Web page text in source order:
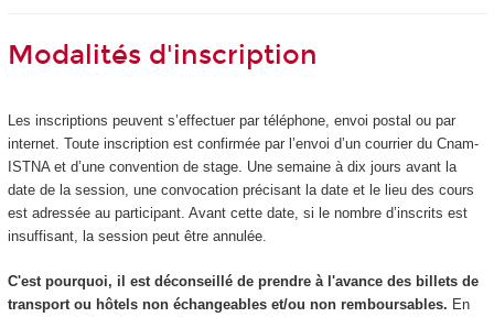
Modalités d'inscription
Les inscriptions peuvent s’effectuer par téléphone, envoi postal ou par
internet. Toute inscription est confirmée par l’envoi d’un courrier du Cnam-
ISTNA et d’une convention de stage. Une semaine à dix jours avant la
date de la session, une convocation précisant la date et le lieu des cours
est adressée au participant. Avant cette date, si le nombre d’inscrits est
insuffisant, la session peut être annulée.
C'est pourquoi, il est déconseillé de prendre à l'avance des billets de
transport ou hôtels non échangeables et/ou non remboursables. En